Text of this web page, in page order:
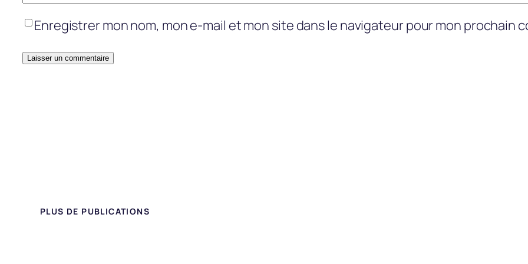
Enregistrer mon nom, mon e-mail et mon site dans le navigateur pour mon prochain
PLUS DE PUBLICATIONS